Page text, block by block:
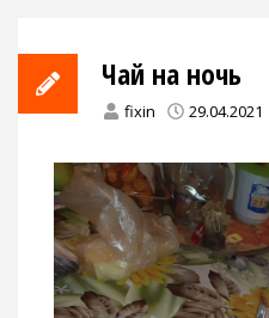
Чай на ночь
fixin 29.04.2021